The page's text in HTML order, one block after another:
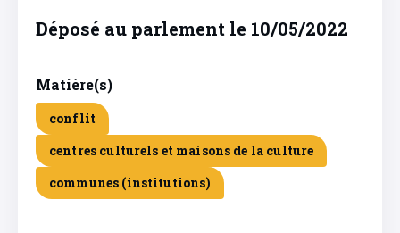
Déposé au parlement le 10/05/2022
Matière(s)
conflit
centres culturels et maisons de la culture
communes (institutions)